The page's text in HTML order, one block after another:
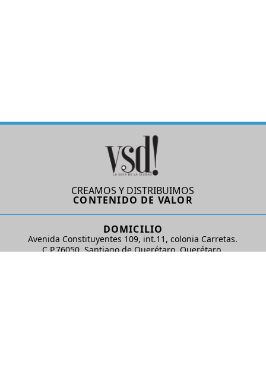
CREAMOS Y DISTRIBUIMOS
CONTENIDO DE VALOR
DOMICILIO
Avenida Constituyentes 109, int.11, colonia Carretas.
C.P.76050. Santiago de Querétaro, Querétaro.